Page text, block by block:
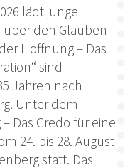
lädt junge
den Glauben
Hoffnung – Das
sind
Jahren nach
Unter dem
Das Credo für eine
24. bis 28. August
statt. Das